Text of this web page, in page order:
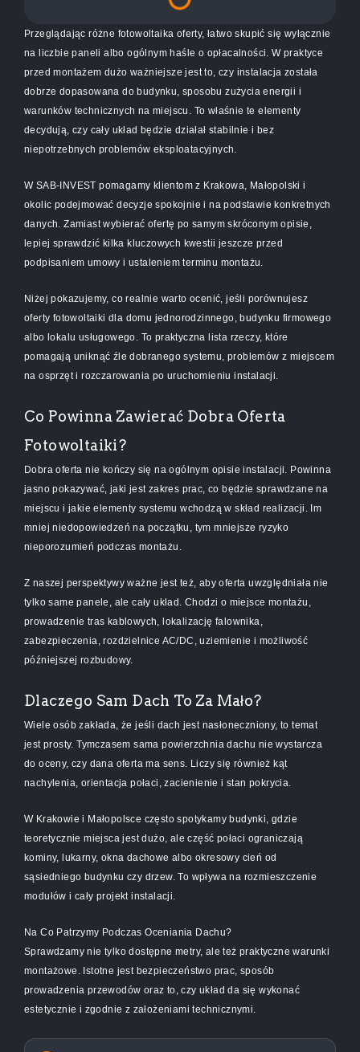
Przeglądając różne fotowoltaika oferty, łatwo skupić się wyłącznie
na liczbie paneli albo ogólnym haśle o opłacalności. W praktyce
przed montażem dużo ważniejsze jest to, czy instalacja została
dobrze dopasowana do budynku, sposobu zużycia energii i
warunków technicznych na miejscu. To właśnie te elementy
decydują, czy cały układ będzie działał stabilnie i bez
niepotrzebnych problemów eksploatacyjnych.
W SAB-INVEST pomagamy klientom z Krakowa, Małopolski i
okolic podejmować decyzje spokojnie i na podstawie konkretnych
danych. Zamiast wybierać ofertę po samym skróconym opisie,
lepiej sprawdzić kilka kluczowych kwestii jeszcze przed
podpisaniem umowy i ustaleniem terminu montażu.
Niżej pokazujemy, co realnie warto ocenić, jeśli porównujesz
oferty fotowoltaiki dla domu jednorodzinnego, budynku firmowego
albo lokalu usługowego. To praktyczna lista rzeczy, które
pomagają uniknąć źle dobranego systemu, problemów z miejscem
na osprzęt i rozczarowania po uruchomieniu instalacji.
Co Powinna Zawierać Dobra Oferta
Fotowoltaiki?
Dobra oferta nie kończy się na ogólnym opisie instalacji. Powinna
jasno pokazywać, jaki jest zakres prac, co będzie sprawdzane na
miejscu i jakie elementy systemu wchodzą w skład realizacji. Im
mniej niedopowiedzeń na początku, tym mniejsze ryzyko
nieporozumień podczas montażu.
Z naszej perspektywy ważne jest też, aby oferta uwzględniała nie
tylko same panele, ale cały układ. Chodzi o miejsce montażu,
prowadzenie tras kablowych, lokalizację falownika,
zabezpieczenia, rozdzielnice AC/DC, uziemienie i możliwość
późniejszej rozbudowy.
Dlaczego Sam Dach To Za Mało?
Wiele osób zakłada, że jeśli dach jest nasłoneczniony, to temat
jest prosty. Tymczasem sama powierzchnia dachu nie wystarcza
do oceny, czy dana oferta ma sens. Liczy się również kąt
nachylenia, orientacja połaci, zacienienie i stan pokrycia.
W Krakowie i Małopolsce często spotykamy budynki, gdzie
teoretycznie miejsca jest dużo, ale część połaci ograniczają
kominy, lukarny, okna dachowe albo okresowy cień od
sąsiedniego budynku czy drzew. To wpływa na rozmieszczenie
modułów i cały projekt instalacji.
Na Co Patrzymy Podczas Oceniania Dachu?
Sprawdzamy nie tylko dostępne metry, ale też praktyczne warunki
montażowe. Istotne jest bezpieczeństwo prac, sposób
prowadzenia przewodów oraz to, czy układ da się wykonać
estetycznie i zgodnie z założeniami technicznymi.